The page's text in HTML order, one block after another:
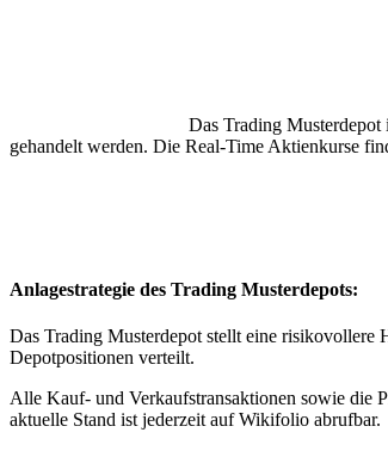
Das Trading
gehandelt werden. Die Real-Time Aktienkurse
Anlagestrategie des Trading Musterdepots:
Das Trading Musterdepot stellt eine risikovollere
Depotpositionen verteilt.
Alle Kauf- und Verkaufstransaktionen sowie die
aktuelle Stand ist jederzeit auf Wikifolio abrufbar.